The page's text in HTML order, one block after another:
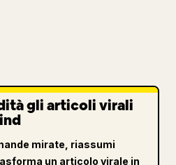
gli articoli virali
mirate, riassumi
un articolo virale in